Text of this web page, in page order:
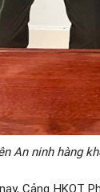
An ninh hàng
Cảng HKQT